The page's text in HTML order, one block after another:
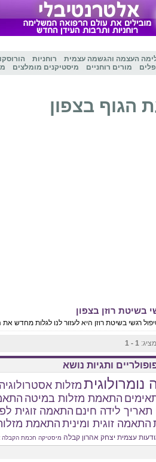
העצמה והגשמה עצמית רוחניות
מורים רוחניים מיסטיקנים מומלצים
הגוף בצפון
בשיטת רוזן בצפון
רגשי בשיטת רוזן היא לעזור לנו לגלות מחדש
| מציג: 1 - 1
ותגיות נושא
מזלות אסטרולוגיה
התאמת מזלות במיטה
תאריך לידה חינם התאמה זוגית
התאמה זוגית ומינית התאמת
עצמית יצחק אהרון קבלה מיסטיקה חכמת הקבלה